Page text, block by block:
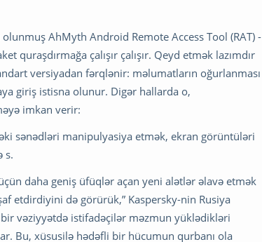
AhMyth Android Remote Access Tool (RAT) -
çalışır çalışır. Qeyd etmək lazımdır
versiyadan fərqlənir: məlumatların oğurlanması
giriş istisna olunur. Digər hallarda o,
imkan verir:
sənədləri manipulyasiya etmək, ekran görüntüləri
s.
daha geniş üfüqlər açan yeni alətlər əlavə etmək
etdirdiyini də görürük,” Kaspersky-nin Rusiya
vəziyyətdə istifadəçilər məzmun yüklədikləri
Bu, xüsusilə hədəfli bir hücumun qurbanı ola